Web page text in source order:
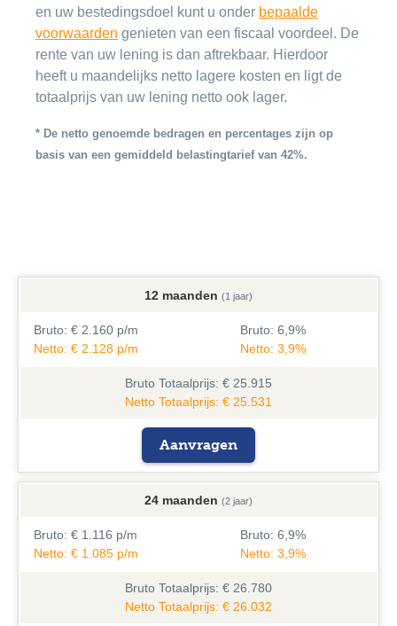
en uw bestedingsdoel kunt u onder bepaalde
voorwaarden genieten van een fiscaal voordeel. De
rente van uw lening is dan aftrekbaar. Hierdoor
heeft u maandelijks netto lagere kosten en ligt de
totaalprijs van uw lening netto ook lager.
* De netto genoemde bedragen en percentages zijn op
basis van een gemiddeld belastingtarief van 42%.
12 maanden (1 jaar)
Bruto: € 2.160 p/m
Netto: € 2.128 p/m
Bruto: 6,9%
Netto: 3,9%
Bruto Totaalprijs: € 25.915
Netto Totaalprijs: € 25.531
Aanvragen
24 maanden (2 jaar)
Bruto: € 1.116 p/m
Netto: € 1.085 p/m
Bruto: 6,9%
Netto: 3,9%
Bruto Totaalprijs: € 26.780
Netto Totaalprijs: € 26.032